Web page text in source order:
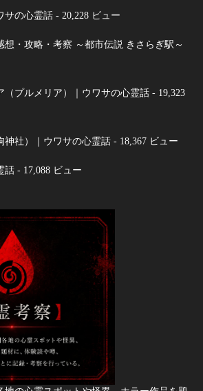
サの心霊話 - 20,228 ビュー
想・攻略・考察 ～都市伝説 きさらぎ駅～
（プルメリア）｜ウワサの心霊話 - 19,323
神社）｜ウワサの心霊話 - 18,367 ビュー
話 - 17,088 ビュー